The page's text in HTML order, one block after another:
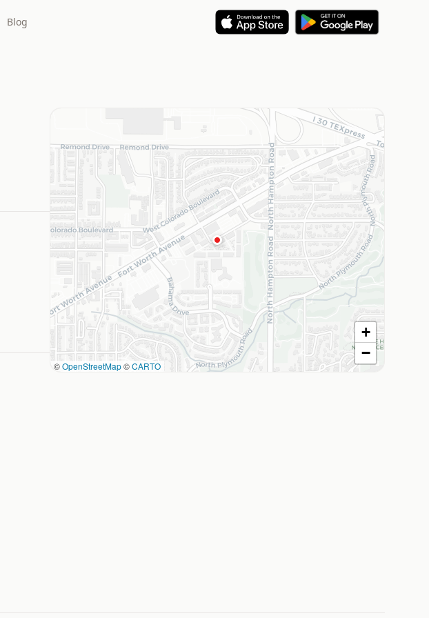
Blog
©OpenStreetMap©CARTO
+
−